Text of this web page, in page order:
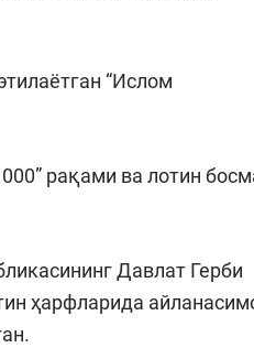
“Ислом
рақами ва лотин
Давлат Герби
ҳарфларида